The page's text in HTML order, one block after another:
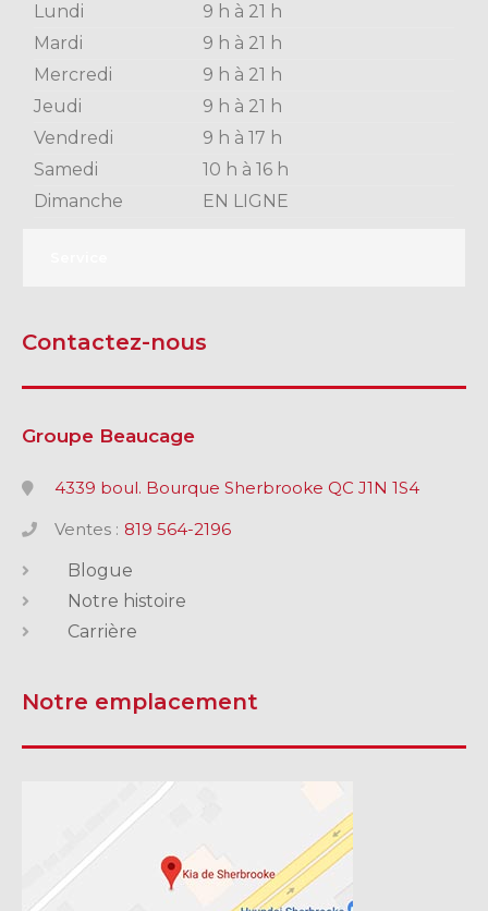
Lundi
9 h à 21 h
Mardi
9 h à 21 h
Mercredi
9 h à 21 h
Jeudi
9 h à 21 h
Vendredi
9 h à 17 h
Samedi
10 h à 16 h
Dimanche
EN LIGNE
Contactez-nous
Groupe Beaucage
4339 boul. Bourque Sherbrooke QC J1N 1S4
Ventes : 819 564-2196
Blogue
Notre histoire
Carrière
Notre emplacement
SHERBROOKE
DRUMMONDVILLE
ST-HYACINTHE